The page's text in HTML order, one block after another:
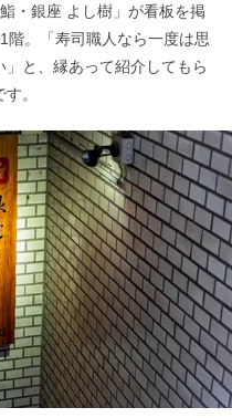
・銀座 よし樹」が看板を掲
階。「寿司職人なら一度は思
と、縁あって紹介してもら
。